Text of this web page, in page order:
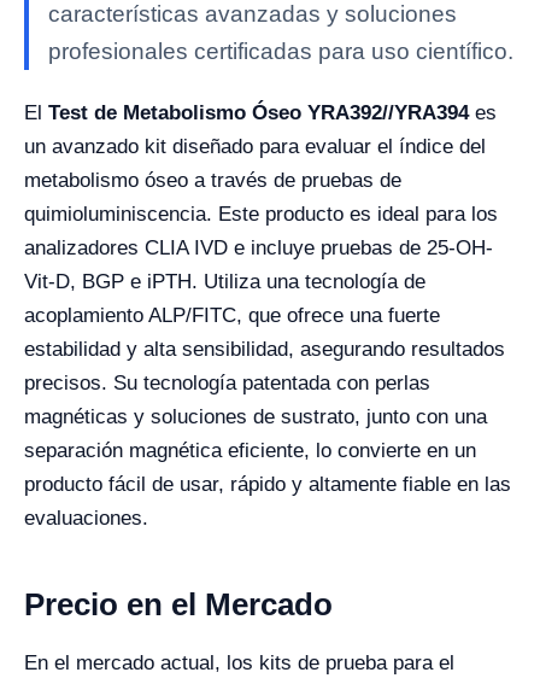
características avanzadas y soluciones
profesionales certificadas para uso científico.
El Test de Metabolismo Óseo YRA392//YRA394es
un avanzado kit diseñado para evaluar el índice del
metabolismo óseo a través de pruebas de
quimioluminiscencia. Este producto es ideal para los
analizadores CLIA IVD e incluye pruebas de 25-OH-
Vit-D, BGP e iPTH. Utiliza una tecnología de
acoplamiento ALP/FITC, que ofrece una fuerte
estabilidad y alta sensibilidad, asegurando resultados
precisos. Su tecnología patentada con perlas
magnéticas y soluciones de sustrato, junto con una
separación magnética eficiente, lo convierte en un
producto fácil de usar, rápido y altamente fiable en las
evaluaciones.
Precio en el Mercado
En el mercado actual, los kits de prueba para el